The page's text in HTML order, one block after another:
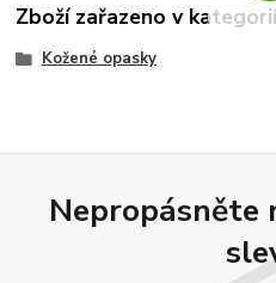
Zboží zařazeno v
Kožené opasky
Nepropásněte